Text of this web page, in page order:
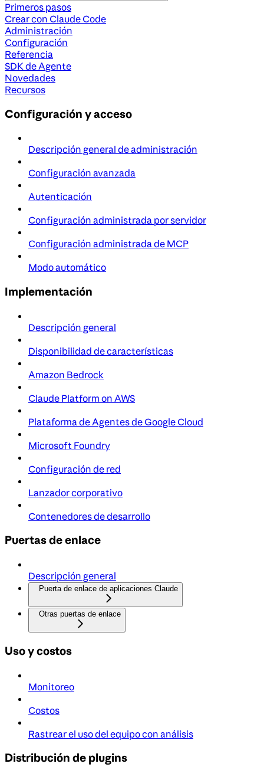
Primeros pasos
Crear con Claude Code
Administración
Configuración
Referencia
SDK de Agente
Novedades
Recursos
Configuración y acceso
Descripción general de administración
Configuración avanzada
Autenticación
Configuración administrada por servidor
Configuración administrada de MCP
Modo automático
Implementación
Descripción general
Disponibilidad de características
Amazon Bedrock
Claude Platform on AWS
Plataforma de Agentes de Google Cloud
Microsoft Foundry
Configuración de red
Lanzador corporativo
Contenedores de desarrollo
Puertas de enlace
Descripción general
Puerta de enlace de aplicaciones Claude
Otras puertas de enlace
Uso y costos
Monitoreo
Costos
Rastrear el uso del equipo con análisis
Distribución de plugins